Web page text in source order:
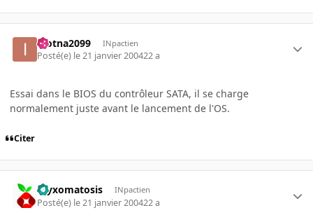
inotna2099 INpactien
Posté(e) le 21 janvier 200422 a
Essai dans le BIOS du contrôleur SATA, il se charge
normalement juste avant le lancement de l'OS.
Citer
myxomatosis INpactien
Posté(e) le 21 janvier 200422 a